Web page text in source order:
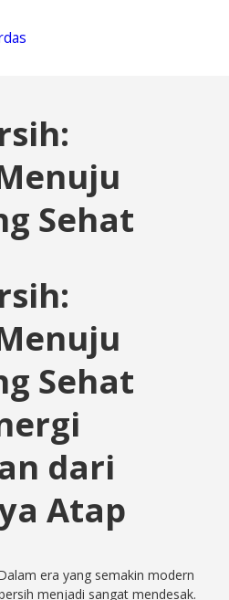
Sehat
Sehat
dari
Atap
era yang semakin modern
menjadi sangat mendesak.